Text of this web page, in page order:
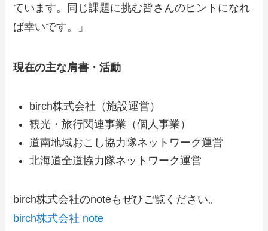
ています。同じ課題に挑む皆さんのヒントになれ
ば幸いです。」
現在の主な肩書・活動
birch株式会社（施設運営）
観光・旅行関連事業（個人事業）
道南地域おこし協力隊ネットワーク運営
北海道全道協力隊ネットワーク運営
birch株式会社のnoteもぜひご覧ください。
birch株式会社 note